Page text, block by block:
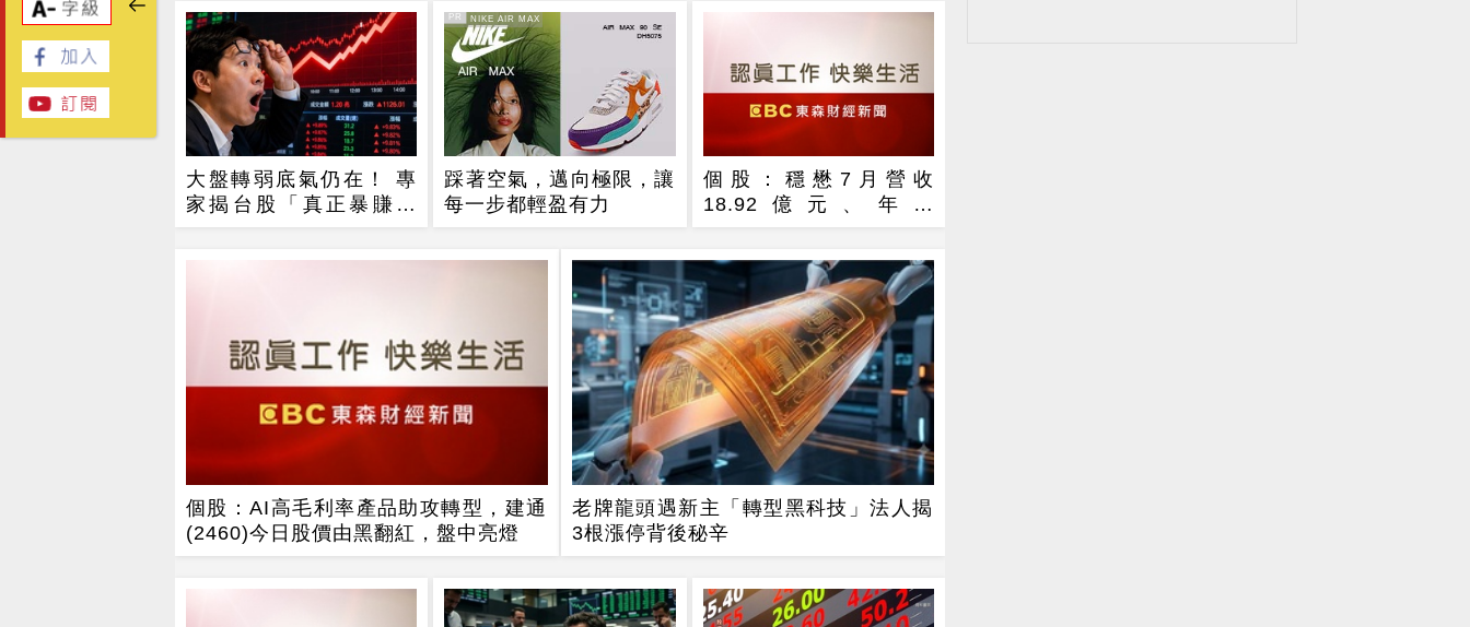
大盤轉弱底氣仍在！ 專
家揭台股「真正暴賺時
機」
PR
踩著空氣，邁向極限，讓
每一步都輕盈有力
PR・NIKE AIR MAX
個股：穩懋7月營收
18.92億元、年增
31.18%，H2旺季到來，
個股：AI高毛利率產品助攻轉型，建通
(2460)今日股價由黑翻紅，盤中亮燈
老牌龍頭遇新主「轉型黑科技」法人揭
3根漲停背後秘辛